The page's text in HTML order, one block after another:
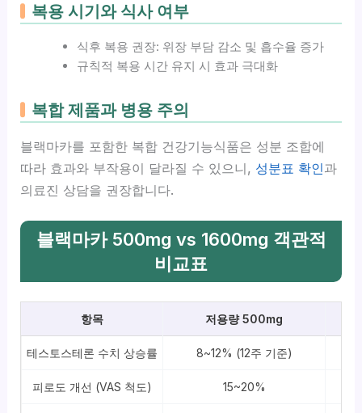
복용 시기와 식사 여부
식후 복용 권장: 위장 부담 감소 및 흡수율 증가
규칙적 복용 시간 유지 시 효과 극대화
복합 제품과 병용 주의
블랙마카를 포함한 복합 건강기능식품은 성분 조합에
따라 효과와 부작용이 달라질 수 있으니, 성분표 확인과
의료진 상담을 권장합니다.
블랙마카 500mg vs 1600mg 객관적
비교표
항목 저용량 500mg
테스토스테론 수치 상승률 8~12% (12주 기준)
피로도 개선 (VAS 척도) 15~20%